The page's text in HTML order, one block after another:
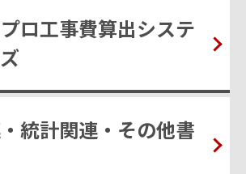
ロ工事費算出システ
統計関連・その他書